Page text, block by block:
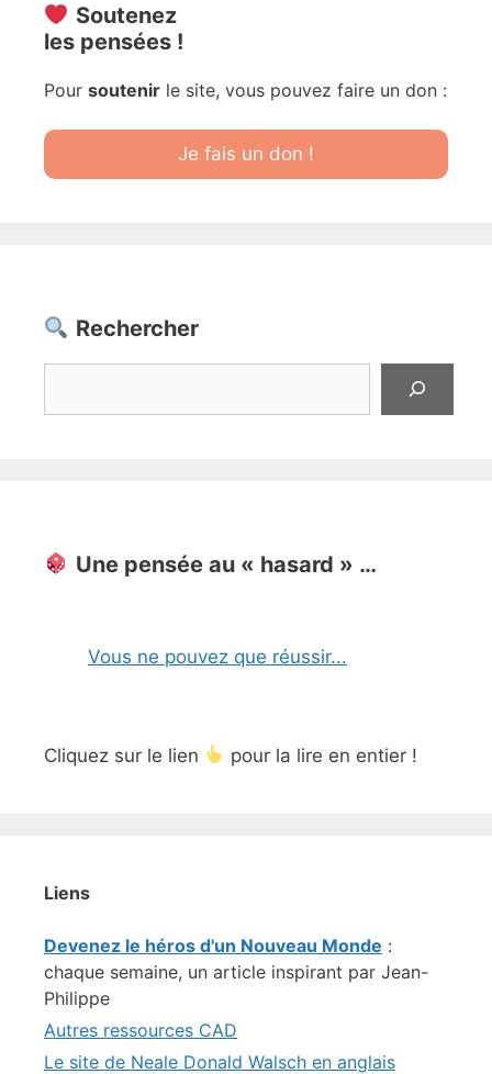
Soutenez
les pensées !
Pour soutenir le site, vous pouvez faire un don :
Je fais un don !
Rechercher
Une pensée au « hasard » …
Vous ne pouvez que réussir...
Cliquez sur le lien pour la lire en entier !
Liens
Devenez le héros d'un Nouveau Monde :
chaque semaine, un article inspirant par Jean-
Philippe
Autres ressources CAD
Le site de Neale Donald Walsch en anglais